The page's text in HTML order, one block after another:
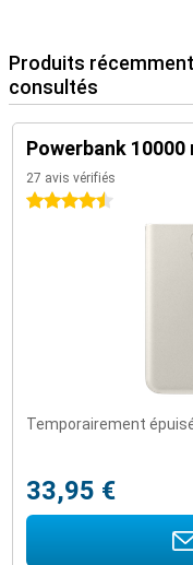
Produits récemment
consultés
Powerbank 10000
27 avis vérifiés
4.5 étoiles
Temporairement
33,95 €